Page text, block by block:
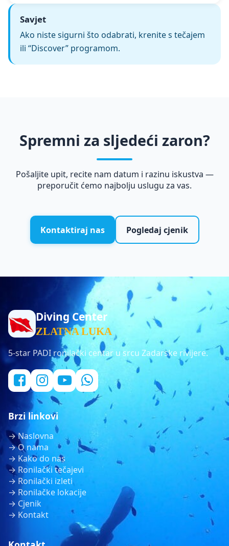
Savjet
Ako niste sigurni što odabrati, krenite s tečajem
ili “Discover” programom.
Spremni za sljedeći zaron?
Pošaljite upit, recite nam datum i razinu iskustva —
preporučit ćemo najbolju uslugu za vas.
Kontaktiraj nas Pogledaj cjenik
Diving Center
ZLATNA LUKA
5-star PADI ronilački centar u srcu Zadarske rivijere.
Brzi linkovi
→ Naslovna
→ O nama
→ Kako do nas
→ Ronilački tečajevi
→ Ronilački izleti
→ Ronilačke lokacije
→ Cjenik
→ Kontakt